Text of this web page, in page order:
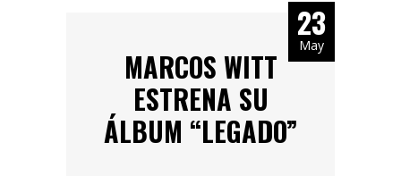
23
May
MARCOS WITT
ESTRENA SU
ÁLBUM “LEGADO”